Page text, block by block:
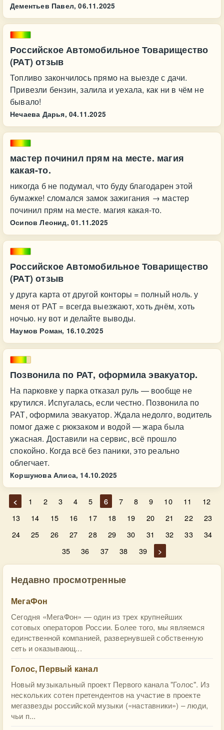
Дементьев Павел, 06.11.2025
Российское Автомобильное Товарищество
(РАТ) отзыв
Топливо закончилось прямо на выезде с дачи.
Привезли бензин, залила и уехала, как ни в чём не
бывало!
Нечаева Дарья, 04.11.2025
мастер починил прям на месте. магия
какая-то.
никогда б не подумал, что буду благодарен этой
бумажке! сломался замок зажигания → мастер
починил прям на месте. магия какая-то.
Осипов Леонид, 01.11.2025
Российское Автомобильное Товарищество
(РАТ) отзыв
у друга карта от другой конторы = полный ноль. у
меня от РАТ = всегда выезжают, хоть днём, хоть
ночью. ну вот и делайте выводы.
Наумов Роман, 16.10.2025
Позвонила по РАТ, оформила эвакуатор.
На парковке у парка отказал руль — вообще не
крутился. Испугалась, если честно. Позвонила по
РАТ, оформила эвакуатор. Ждала недолго, водитель
помог даже с рюкзаком и водой — жара была
ужасная. Доставили на сервис, всё прошло
спокойно. Когда всё без паники, это реально
облегчает.
Коршунова Алиса, 14.10.2025
< 1 2 3 4 5 6 7 8 9 10 11
12
13
14 15 16 17 18 19 20 21 22
23
24
25 26 27 28 29 30 31 32 33
34
35
36 37 38 39 >
Недавно просмотренные
МегаФон
Сегодня «МегаФон» — один из трех крупнейших
сотовых операторов России. Более того, мы являемся
единственной компанией, развернувшей собственную
сеть и оказывающ...
Голос, Первый канал
Новый музыкальный проект Первого канала "Голос". Из
нескольких сотен претендентов на участие в проекте
мегазвезды российской музыки («наставники») – люди,
чьи п...